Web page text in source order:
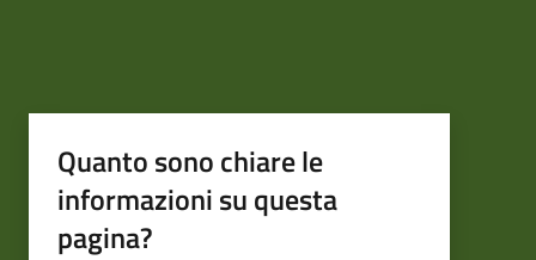
Quanto sono chiare le
informazioni su questa
pagina?